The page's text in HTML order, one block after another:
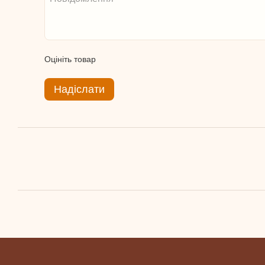
Оцініть товар
Надіслати